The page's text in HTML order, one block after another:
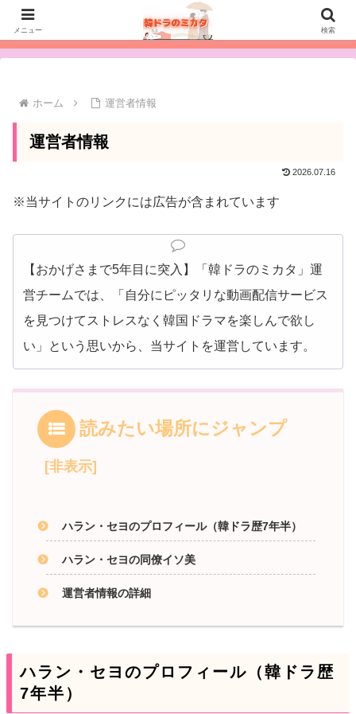
【韓国ドラマが見放題】おすすめの動画配信サービスを比較［タップして
見る］
ホーム 運営者情報
運営者情報
2026.07.16
※当サイトのリンクには広告が含まれています
【おかげさまで5年目に突入】「韓ドラのミカタ」運
営チームでは、「自分にピッタリな動画配信サービス
を見つけてストレスなく韓国ドラマを楽しんで欲し
い」という思いから、当サイトを運営しています。
読みたい場所にジャンプ
ハラン・セヨのプロフィール（韓ドラ歴7年半）
ハラン・セヨの同僚イソ美
運営者情報の詳細
ハラン・セヨのプロフィール（韓ドラ歴
7年半）
メニュー 検索